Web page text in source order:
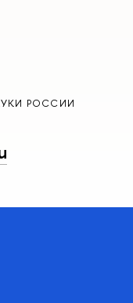
РОССИИ